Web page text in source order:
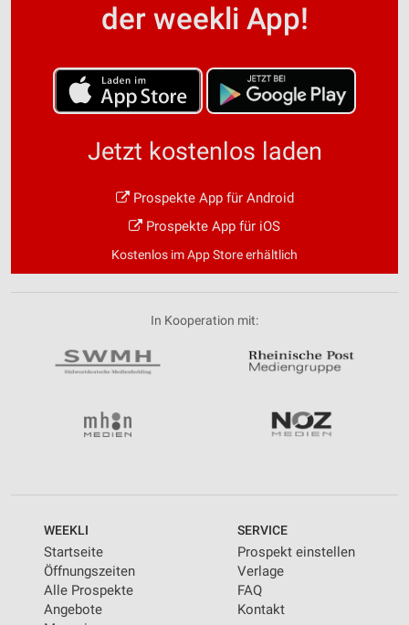
der weekli App!
Jetzt kostenlos laden
Prospekte App für Android
Prospekte App für iOS
Kostenlos im App Store erhältlich
In Kooperation mit:
WEEKLI
Startseite
Öffnungszeiten
Alle Prospekte
Angebote
SERVICE
Prospekt einstellen
Verlage
FAQ
Kontakt